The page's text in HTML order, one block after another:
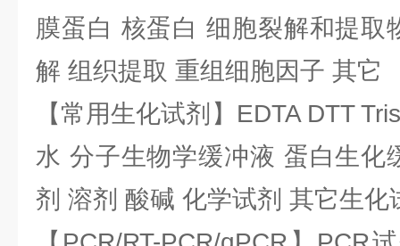
膜蛋白 核蛋白 细胞裂解和提取
解 组织提取 重组细胞因子 其它
【常用生化试剂】EDTA DTT
水 分子生物学缓冲液 蛋白生化
剂 溶剂 酸碱 化学试剂 其它生化